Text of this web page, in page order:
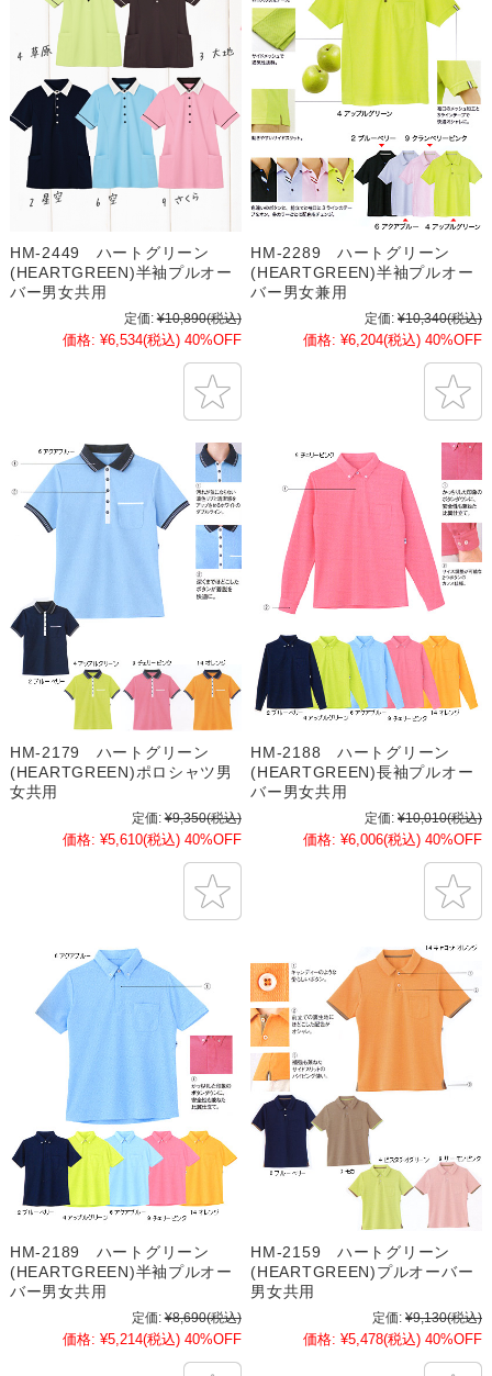
HM-2449 ハートグリーン
(HEARTGREEN)半袖プルオー
バー男女共用
定価: ¥10,890(税込)
価格: ¥6,534(税込) 40%OFF
HM-2289 ハートグリーン
(HEARTGREEN)半袖プルオー
バー男女兼用
定価: ¥10,340(税込)
価格: ¥6,204(税込) 40%OFF
HM-2179 ハートグリーン
(HEARTGREEN)ポロシャツ男
女共用
定価: ¥9,350(税込)
価格: ¥5,610(税込) 40%OFF
HM-2188 ハートグリーン
(HEARTGREEN)長袖プルオー
バー男女共用
定価: ¥10,010(税込)
価格: ¥6,006(税込) 40%OFF
HM-2189 ハートグリーン
(HEARTGREEN)半袖プルオー
バー男女共用
定価: ¥8,690(税込)
価格: ¥5,214(税込) 40%OFF
HM-2159 ハートグリーン
(HEARTGREEN)プルオーバー
男女共用
定価: ¥9,130(税込)
価格: ¥5,478(税込) 40%OFF